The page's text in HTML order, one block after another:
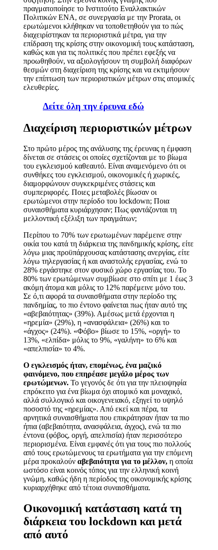
πραγματοποίησε το Ινστιτούτο Εναλλακτικών
Πολιτικών ΕΝΑ, σε συνεργασία με την Prorata, οι
ερωτώμενοι κλήθηκαν να τοποθετηθούν για το πώς
διαχειρίστηκαν τα περιοριστικά μέτρα, για την
επίδραση της κρίσης στην οικονομική τους κατάσταση,
καθώς και για τις πολιτικές που πρέπει εφεξής να
προωθηθούν, να αξιολογήσουν τη συμβολή διαφόρων
θεσμών στη διαχείριση της κρίσης και να εκτιμήσουν
την επίπτωση των περιοριστικών μέτρων στις ατομικές
ελευθερίες.
Δείτε όλη την έρευνα εδώ
Διαχείριση περιοριστικών μέτρων
Στο πρώτο μέρος της ανάλυσης της έρευνας η έμφαση
δίνεται σε στάσεις οι οποίες σχετίζονται με το βίωμα
του εγκλεισμού καθεαυτό. Είναι αναμενόμενο ότι οι
συνθήκες του εγκλεισμού, οικονομικές ή χωρικές,
διαμορφώνουν συγκεκριμένες στάσεις και
συμπεριφορές. Ποιες μεταβολές βίωσαν οι
ερωτώμενοι στην περίοδο του lockdown; Ποια
συναισθήματα κυριάρχησαν; Πως φαντάζονται τη
μελλοντική εξέλιξη των πραγμάτων;
Περίπου το 70% των ερωτωμένων παρέμεινε στην
οικία του κατά τη διάρκεια της πανδημικής κρίσης, είτε
λόγω μιας προϋπάρχουσας κατάστασης ανεργίας, είτε
λόγω τηλεργασίας ή και αναστολής εργασίας, ενώ το
28% εργάστηκε στον φυσικό χώρο εργασίας του. Το
80% των ερωτώμενων συμβίωσε στο σπίτι με 1 έως 3
ακόμη άτομα και μόλις το 12% παρέμεινε μόνο του.
Σε ό,τι αφορά τα συναισθήματα στην περίοδο της
πανδημίας, το πιο έντονο φαίνεται πως ήταν αυτό της
«αβεβαιότητας» (39%). Αμέσως μετά έρχονται η
«ηρεμία» (29%), η «ανασφάλεια» (26%) και το
«άγχος» (24%). «Φόβο» βίωσε το 15%, «οργή» το
13%, «ελπίδα» μόλις το 9%, «γαλήνη» το 6% και
«απελπισία» το 4%.
Ο εγκλεισμός ήταν, επομένως, ένα μαζικό
φαινόμενο, που επηρέασε μεγάλο μέρος των
ερωτώμενων. Το γεγονός δε ότι για την πλειοψηφία
επρόκειτο για ένα βίωμα όχι ατομικό και μοναχικό,
αλλά συλλογικό και οικογενειακό, εξηγεί το υψηλό
ποσοστό της «ηρεμίας». Από εκεί και πέρα, τα
αρνητικά συναισθήματα που επικράτησαν ήταν τα πιο
ήπια (αβεβαιότητα, ανασφάλεια, άγχος), ενώ τα πιο
έντονα (φόβος, οργή, απελπισία) ήταν περισσότερο
περιορισμένα. Είναι εμφανές ότι για τους πιο πολλούς
από τους ερωτώμενους τα ερωτήματα για την επόμενη
μέρα προκαλούν αβεβαιότητα για το μέλλον, η οποία
ωστόσο είναι κοινός τόπος για την ελληνική κοινή
γνώμη, καθώς ήδη η περίοδος της οικονομικής κρίσης
κυριαρχήθηκε από τέτοια συναισθήματα.
Οικονομική κατάσταση κατά τη
διάρκεια του lockdown και μετά
από αυτό